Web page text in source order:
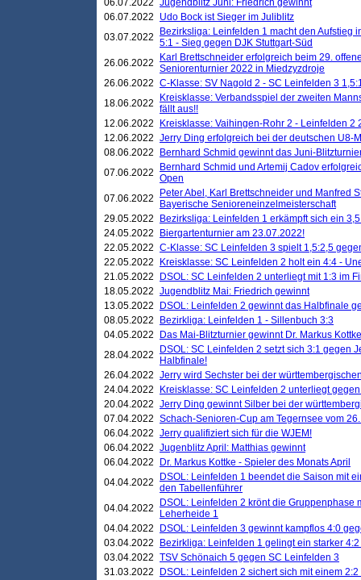
06.07.2022 Jugendblitz Juni: Friedrich gewinnt
06.07.2022
Udo Bock ist Sieger im Juliblitz
03.07.2022
Bezirksliga: Leinfelden 1 macht den Aufstieg
5:1 - Sieg gegen DJK Stuttgart-Süd
26.06.2022
Karl Brettschneider erfolgreich beim 29.
Seniorenturnier 2022 in Miedzyzdroje
26.06.2022 C-Klasse: SV Nagold 2 - SC Leinfelden 3
18.06.2022
Kreisklasse: Verbandsspiel der zweiten
fällt aus!!
12.06.2022
Kreisklasse: Vaihingen-Rohr 2 - Leinfelden 2
12.06.2022 Jerry Ding erfolgreich bei der deutschen U8-
08.06.2022
Bernhard Schmid gewinnt das Juni-
07.06.2022
Bernhard Schmid und Artemij Cadov
Open
07.06.2022
Peter Abel, Karl Brettschneider und Manfred
Bayerische Senioreneinzelmeisterschaft
29.05.2022
Bezirksliga: Leinfelden 1 erkämpft sich ein
24.05.2022
Biergartenturnier am 23.07.2022!
22.05.2022 C-Klasse: SC Leinfelden 3 spielt 1,5:2,5
22.05.2022
Kreisklasse: SC Leinfelden 2 holt ein 4:4 -
21.05.2022
DSOL: SC Leinfelden 2 unterliegt mit 1:3 im
18.05.2022 Jugendblitz Mai: Friedrich gewinnt
13.05.2022
DSOL: Leinfelden 2 gewinnt das Halbfinale
08.05.2022
Bezirkliga: Leinfelden 1 - Sillenbuch 3:3
04.05.2022
Das Mai-Blitzturnier gewinnt Dr. Markus
28.04.2022
DSOL: SC Leinfelden 2 setzt sich 3:1 gegen
Halbfinale!
26.04.2022 Jerry wird Sechster bei der
24.04.2022
Kreisklasse: SC Leinfelden 2 unterliegt
20.04.2022 Jerry Ding gewinnt Silber bei der
07.04.2022 Schach-Senioren-Cup am Tegernsee vom
06.04.2022 Jerry qualifiziert sich für die WJEM!
06.04.2022 Jugenblitz April: Matthias gewinnt
06.04.2022
Dr. Markus Kottke - Spieler des Monats April
04.04.2022
DSOL: Leinfelden 1 beendet die Saison mit
den Tabellenführer
04.04.2022
DSOL: Leinfelden 2 krönt die Gruppenphase
Leherheide 1
04.04.2022
DSOL: Leinfelden 3 gewinnt kampflos 4:0
03.04.2022
Bezirkliga: Leinfelden 1 gelingt ein starker
03.04.2022 TSV Schönaich 5 gegen SC Leinfelden 3
31.03.2022
DSOL: Leinfelden 2 sichert sich mit einem